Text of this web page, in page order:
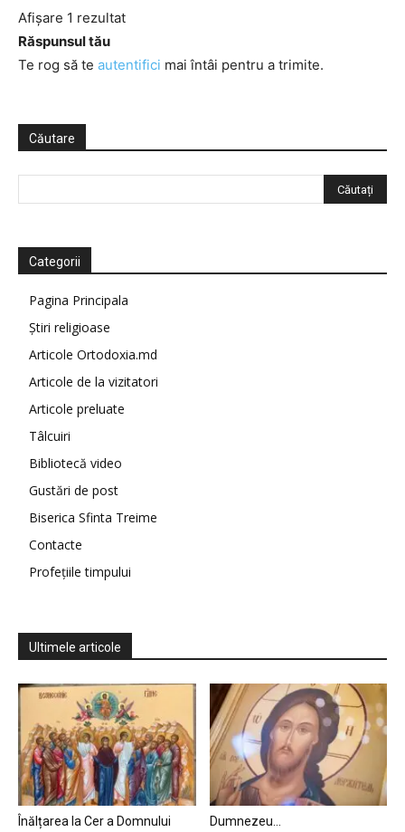
Afișare 1 rezultat
Răspunsul tău
Te rog să te autentifici mai întâi pentru a trimite.
Căutare
Categorii
Pagina Principala
Știri religioase
Articole Ortodoxia.md
Articole de la vizitatori
Articole preluate
Tâlcuiri
Bibliotecă video
Gustări de post
Biserica Sfinta Treime
Contacte
Profețiile timpului
Ultimele articole
Înălțarea la Cer a Domnului
Dumnezeu…